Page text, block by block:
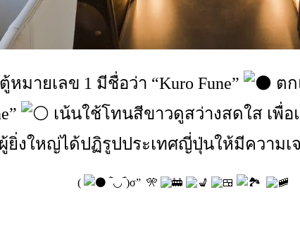
มายเลข 1 มีชื่อว่า “Kuro Fune”
ต
เน้นใช้โทนสีขาวดูสว่างสดใส เพื่
ผู้ยิ่งใหญ่ได้ปฏิรูปประเทศญี่ปุ่นให้มีความ
( ‾̀◡‾́)σ” 🎌